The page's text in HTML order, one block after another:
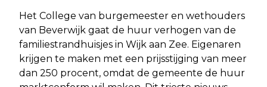
Het College van burgemeester en wethouders
van Beverwijk gaat de huur verhogen van de
familiestrandhuisjes in Wijk aan Zee. Eigenaren
krijgen te maken met een prijsstijging van meer
dan 250 procent, omdat de gemeente de huur